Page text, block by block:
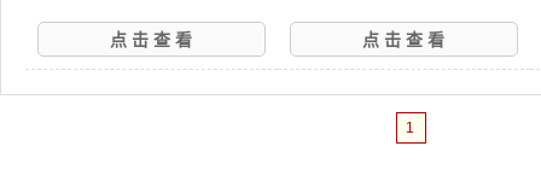
点 击 查 看 点 击 查 看
1